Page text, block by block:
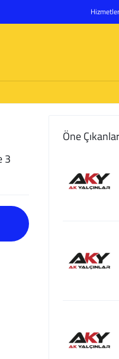
3
Öne Çıkanlar